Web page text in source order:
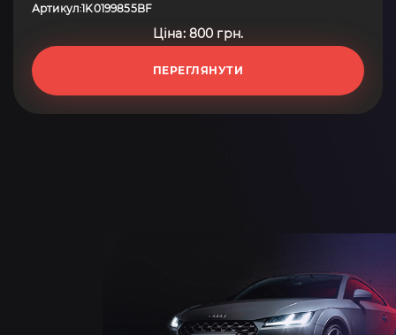
Артикул:1K0199855BF
Ціна: 800 грн.
ПЕРЕГЛЯНУТИ